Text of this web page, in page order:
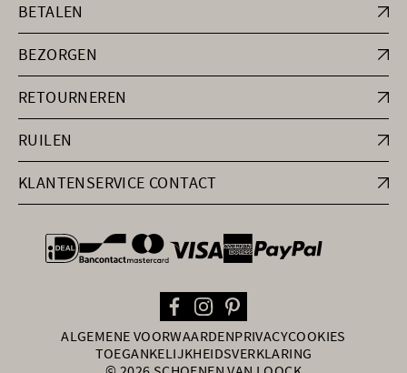
BETALEN
BEZORGEN
RETOURNEREN
RUILEN
KLANTENSERVICE CONTACT
general.paymentOptions
ALGEMENE VOORWAARDENPRIVACYCOOKIES
TOEGANKELIJKHEIDSVERKLARING